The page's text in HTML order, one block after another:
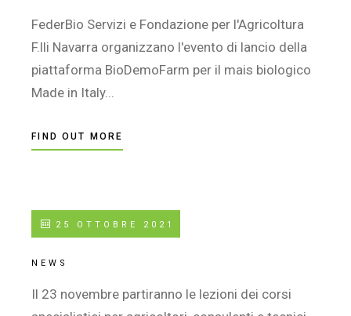
FederBio Servizi e Fondazione per l'Agricoltura
F.lli Navarra organizzano l'evento di lancio della
piattaforma BioDemoFarm per il mais biologico
Made in Italy...
FIND OUT MORE
25 OTTOBRE 2021
NEWS
Il 23 novembre partiranno le lezioni dei corsi